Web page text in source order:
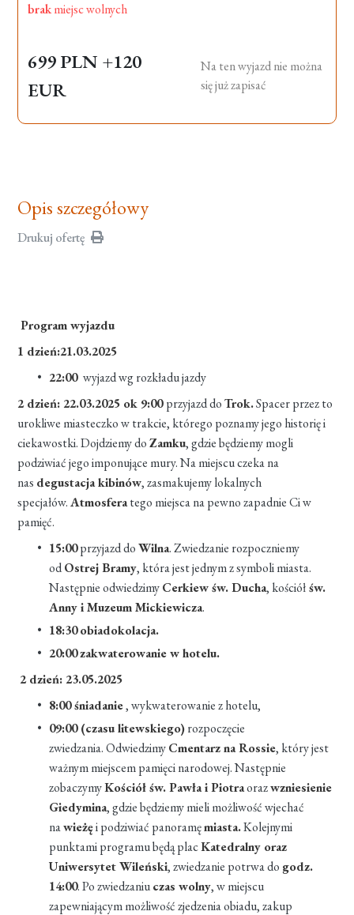
brakmiejsc wolnych
699 PLN +120
EUR
Na ten wyjazd nie można
się już zapisać
Opis szczegółowy
Drukuj ofertę
Program wyjazdu
1 dzień:21.03.2025
22:00 wyjazd wg rozkładu jazdy
2 dzień: 22.03.2025 ok 9:00przyjazd doTrok.Spacer przez to
urokliwe miasteczko w trakcie, którego poznamy jego historię i
ciekawostki. Dojdziemy doZamku, gdzie będziemy mogli
podziwiać jego imponujące mury. Na miejscu czeka na
nas degustacja kibinów, zasmakujemy lokalnych
specjałów.Atmosferatego miejsca na pewno zapadnie Ci w
pamięć.
15:00przyjazd doWilna. Zwiedzanie rozpoczniemy
odOstrej Bramy, która jest jednym z symboli miasta.
Następnie odwiedzimyCerkiew św. Ducha, kościółśw.
Anny i Muzeum Mickiewicza.
18:30obiadokolacja.
20:00zakwaterowanie w hotelu.
2 dzień: 23.05.2025
8:00 śniadanie, wykwaterowanie z hotelu,
09:00 (czasu litewskiego)rozpoczęcie
zwiedzania. OdwiedzimyCmentarz na Rossie, który jest
ważnym miejscem pamięci narodowej. Następnie
zobaczymyKościół św. Pawła i Piotraorazwzniesienie
Giedymina, gdzie będziemy mieli możliwość wjechać
nawieżęi podziwiać panoramęmiasta.Kolejnymi
punktami programu będą placKatedralny oraz
Uniwersytet Wileński, zwiedzanie potrwa do godz.
14:00. Po zwiedzaniuczas wolny, w miejscu
zapewniającym możliwość zjedzenia obiadu, zakup